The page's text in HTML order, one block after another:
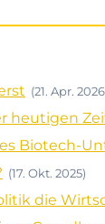
(21. Apr.
heutigen
Biotech-
(17. Okt. 2025)
die